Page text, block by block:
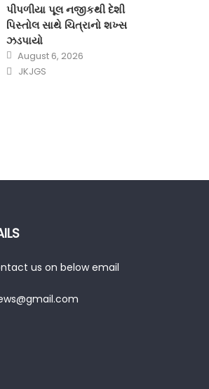
પીપળીયા પૂલ નજીકથી દેશી
પિસ્તોલ સાથે ચિત્રાનો શખ્સ
ઝડપાયો
Posted
on
August 6, 2026
Author
JKJGS
us on below email